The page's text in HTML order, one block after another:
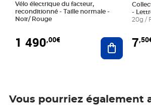
Vélo électrique du facteur,
reconditionné - Taille normale -
Noir/ Rouge
1 490,00€ Ajouter au
-
20g /
7
Vous pourriez également